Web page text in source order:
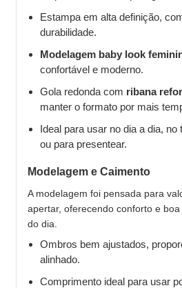
Estampa em alta definição,
durabilidade.
Modelagem baby look
confortável e moderno.
Gola redonda com ribana
manter o formato por mais
Ideal para usar no dia a dia,
ou para presentear.
Modelagem e Caimento
A modelagem foi pensada para
apertar, oferecendo conforto e
do dia.
Ombros bem ajustados,
alinhado.
Comprimento ideal para usar